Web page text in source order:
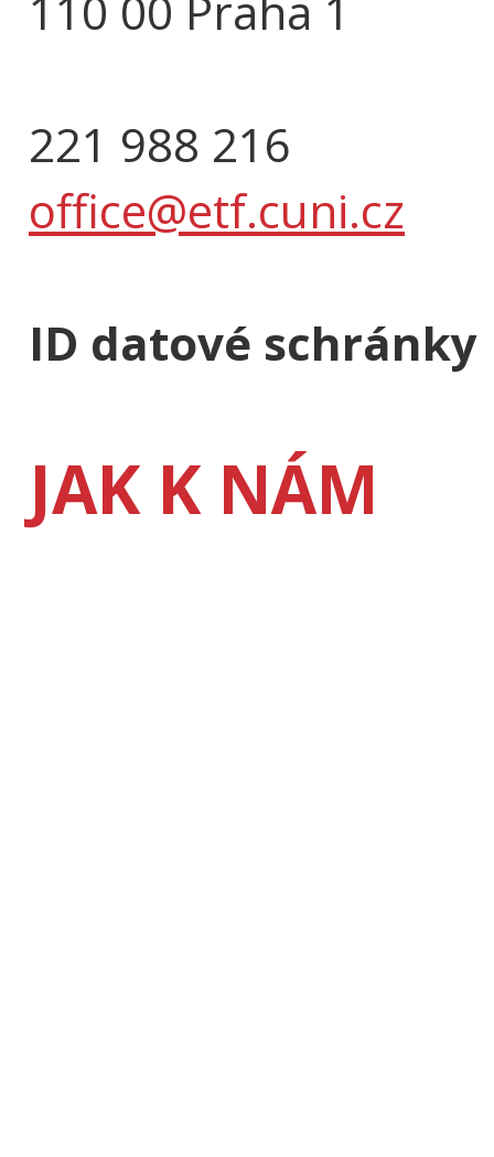
221 988 216
office@etf.cuni.cz
ID datové schránky
JAK K NÁM